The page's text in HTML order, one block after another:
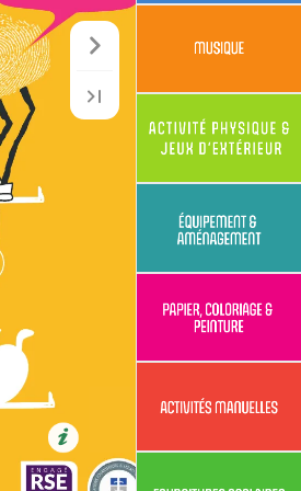
ACTIVITÉ PHY
SIQUE
& JEUX D
’EXTÉRIEUR
ÉQUIPEMENT& AMÉNA
GEMENT
APIER, COL
ORIAGE
& PEINTURE
ACTIVITÉS MANUELLES
ACTIVITÉ PHY
SIQUE
& JEUX D
’EXTÉRIEUR
ÉQUIPEMENT& AMÉNA
GEMENT
ORIAGE
& PEINTURE
ACTIVITÉS MANUELLES